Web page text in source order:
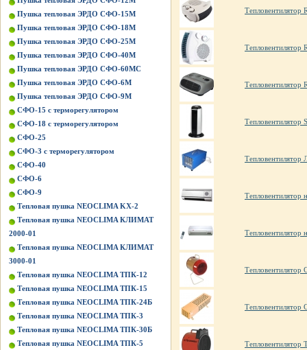
Пушка тепловая ЭРДО СФО-15М
Пушка тепловая ЭРДО СФО-18М
Пушка тепловая ЭРДО СФО-25М
Пушка тепловая ЭРДО СФО-40М
Пушка тепловая ЭРДО СФО-60МС
Пушка тепловая ЭРДО СФО-6М
Пушка тепловая ЭРДО СФО-9М
СФО-15 с терморегулятором
СФО-18 с терморегулятором
СФО-25
СФО-3 с терморегулятором
СФО-40
СФО-6
СФО-9
Тепловая пушка NEOCLIMA KХ-2
Тепловая пушка NEOCLIMA КЛИМАТ
2000-01
Тепловая пушка NEOCLIMA КЛИМАТ
3000-01
Тепловая пушка NEOCLIMA ТПК-12
Тепловая пушка NEOCLIMA ТПК-15
Тепловая пушка NEOCLIMA ТПК-24Б
Тепловая пушка NEOCLIMA ТПК-3
Тепловая пушка NEOCLIMA ТПК-30Б
Тепловая пушка NEOCLIMA ТПК-5
Тепловентилятор
Тепловентилятор
Тепловентилятор
Тепловентилятор
Тепловентилятор
Тепловентилятор